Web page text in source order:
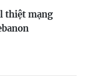
thiệt mạng